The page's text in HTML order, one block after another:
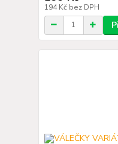
194 Kč bez DPH